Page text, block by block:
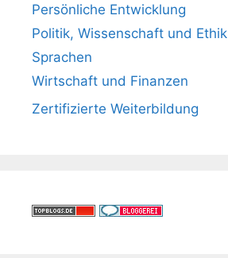
Persönliche Entwicklung
Politik, Wissenschaft und Ethik
Sprachen
Wirtschaft und Finanzen
Zertifizierte Weiterbildung